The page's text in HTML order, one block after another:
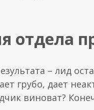
отдела
– лид
грубо, дает
виноват?